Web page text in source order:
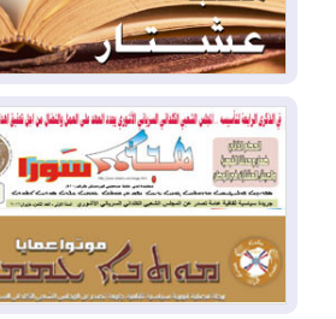
أي هجوم من أراضي العراق سيواجه برد
2026-08-02ترامب: الولايات المتحدة
وإسرائيل تعلقان شن ضربات على إيران
2026-08-01تقرير: الولايات المتحدة
منظومة باتريوت الدفاعية من أربيل
2026-08-01
النفط: اتفاقية ثلاثية
التصدير عبر جيهان بطاقة 750 ألف
يومياً